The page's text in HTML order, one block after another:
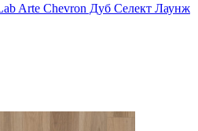
Arte Chevron Дуб Селект Лаунж